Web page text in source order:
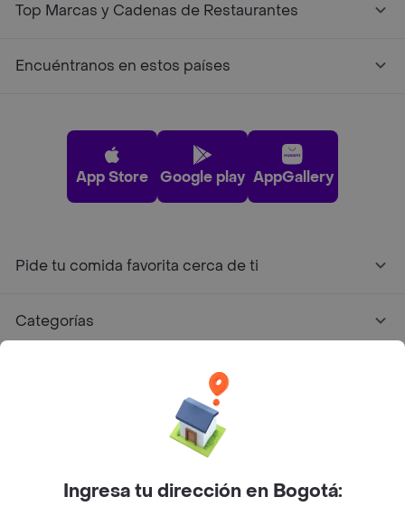
Top Marcas y Cadenas de Restaurantes
Encuéntranos en estos países
App Store Google play AppGallery
Pide tu comida favorita cerca de ti
Categorías
Facebook
Twitter
Instagram
Ingresa tu dirección en Bogotá: